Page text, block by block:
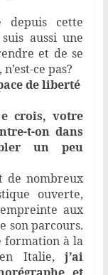
cette
aussi une
et de se
ce pas?
de liberté
crois, votre
t-on dans
un peu
de nombreux
ouverte,
aux
son parcours.
formation à la
en Italie,j’ai